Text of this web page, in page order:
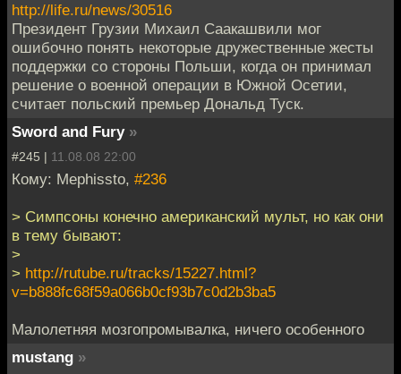
http://life.ru/news/30516
Президент Грузии Михаил Саакашвили мог
ошибочно понять некоторые дружественные жесты
поддержки со стороны Польши, когда он принимал
решение о военной операции в Южной Осетии,
считает польский премьер Дональд Туск.
Sword and Fury »
#245 | 11.08.08 22:00
Кому: Mephissto, #236
> Симпсоны конечно американский мульт, но как они
в тему бывают:
>
> http://rutube.ru/tracks/15227.html?
v=b888fc68f59a066b0cf93b7c0d2b3ba5
Малолетняя мозгопромывалка, ничего особенного
mustang »